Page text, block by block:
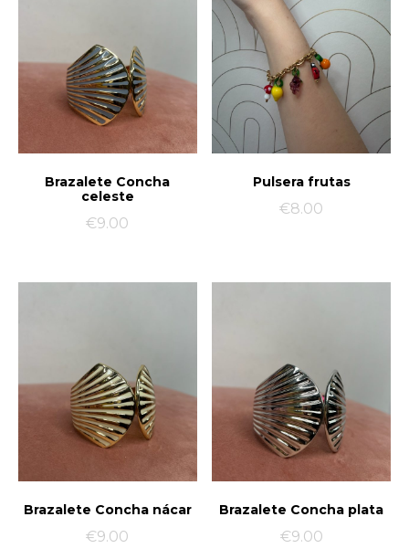
Brazalete Concha
celeste
€9.00
Pulsera frutas
€8.00
Brazalete Concha nácar
€9.00
Brazalete Concha plata
€9.00